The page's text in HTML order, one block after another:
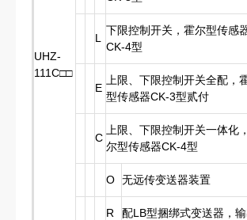
UHZ-
111C□□
L
下限控制开关，霍尔型传感
CK-4型
E
上限、下限控制开关全配，
型传感器CK-3型贰付
C
上限、下限控制开关一体化
尔型传感器CK-4型
O 无远传变送器装置
R 配LB型捆绑式变送器，